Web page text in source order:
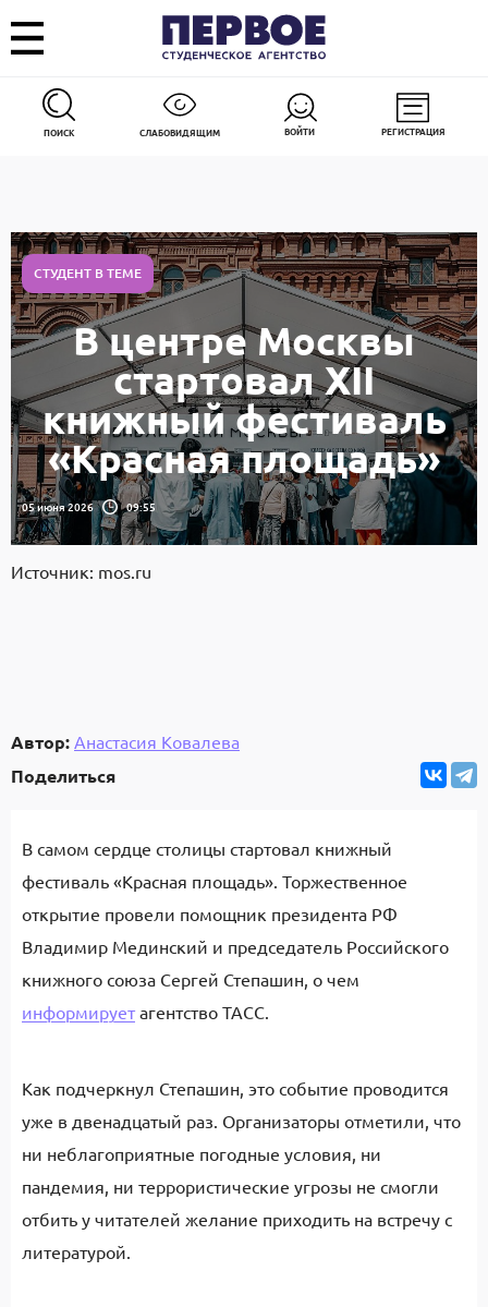
ПОИСК СЛАБОВИДЯЩИМ ВОЙТИ РЕГИСТРАЦИЯ
СТУДЕНТ В ТЕМЕ
В центре Москвы
стартовал XII
книжный фестиваль
«Красная площадь»
05 июня 2026 09:55
Источник: mos.ru
Автор: Анастасия Ковалева
Поделиться
В самом сердце столицы стартовал книжный
фестиваль «Красная площадь». Торжественное
открытие провели помощник президента РФ
Владимир Мединский и председатель Российского
книжного союза Сергей Степашин, о чем
информирует агентство ТАСС.
Как подчеркнул Степашин, это событие проводится
уже в двенадцатый раз. Организаторы отметили, что
ни неблагоприятные погодные условия, ни
пандемия, ни террористические угрозы не смогли
отбить у читателей желание приходить на встречу с
литературой.